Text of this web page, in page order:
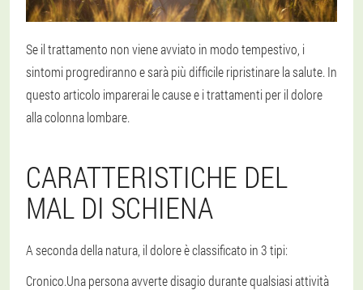
Se il trattamento non viene avviato in modo tempestivo, i
sintomi progrediranno e sarà più difficile ripristinare la salute. In
questo articolo imparerai le cause e i trattamenti per il dolore
alla colonna lombare.
CARATTERISTICHE DEL
MAL DI SCHIENA
A seconda della natura, il dolore è classificato in 3 tipi:
Cronico.Una persona avverte disagio durante qualsiasi attività